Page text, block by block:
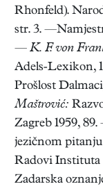
Rhonfeld).
str. 3.
— K. F. von
Adels-Lexikon,
Prošlost
Maštrović:
Zagreb 1959,
jezičnom
Radovi Instituta
Zadarska